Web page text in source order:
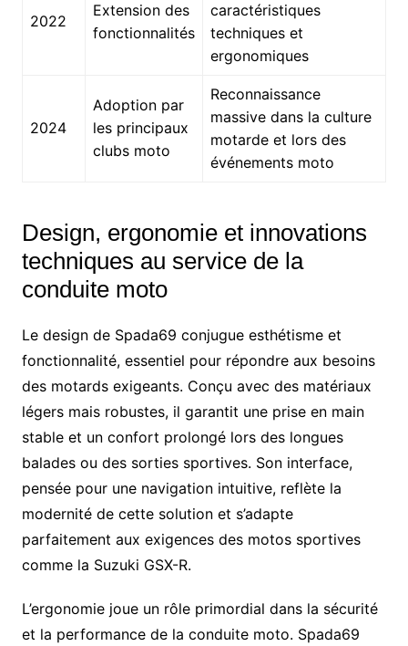
2022
Extension des
fonctionnalités
caractéristiques
techniques et
ergonomiques
2024
Adoption par
les principaux
clubs moto
Reconnaissance
massive dans la culture
motarde et lors des
événements moto
Design, ergonomie et innovations
techniques au service de la
conduite moto
Le design de Spada69 conjugue esthétisme et
fonctionnalité, essentiel pour répondre aux besoins
des motards exigeants. Conçu avec des matériaux
légers mais robustes, il garantit une prise en main
stable et un confort prolongé lors des longues
balades ou des sorties sportives. Son interface,
pensée pour une navigation intuitive, reflète la
modernité de cette solution et s’adapte
parfaitement aux exigences des motos sportives
comme la Suzuki GSX-R.
L’ergonomie joue un rôle primordial dans la sécurité
et la performance de la conduite moto. Spada69